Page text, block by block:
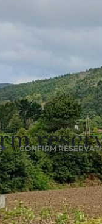
CONFIRM